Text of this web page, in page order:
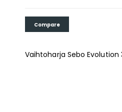
Compare
Vaihtoharja Sebo